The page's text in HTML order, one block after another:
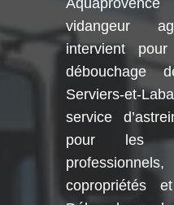
vidangeur
intervient
débouchage
Serviers-et-
service
pour les
copropriétés